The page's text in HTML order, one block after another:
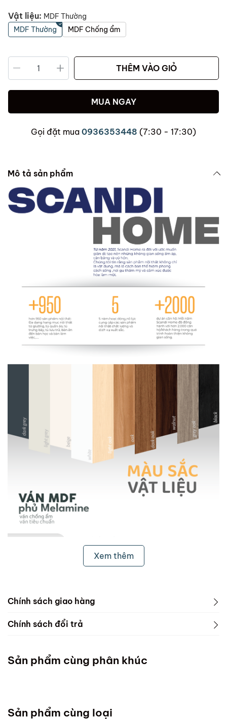
Vật liệu: MDF Thường
MDF Thường
MDF Chống ẩm
THÊM VÀO GIỎ
MUA NGAY
Gọi đặt mua 0936353448 (7:30 - 17:30)
Mô tả sản phẩm
Xem thêm
Chính sách giao hàng
1. Freeship & Lắp đặt cho khách hàng các tỉnh thành
Miền Bắc
Đà Nẵng :Thứ 7 mỗi tuần ( Chốt đơn chậm nhất thứ
Chính sách đổi trả
Sản phẩm cùng phân khúc
Sản phẩm cùng loại